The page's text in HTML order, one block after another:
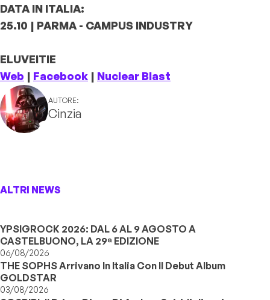
DATA IN ITALIA:
25.10 | PARMA - CAMPUS INDUSTRY
ELUVEITIE
Web | Facebook | Nuclear Blast
AUTORE:
Cinzia
ALTRI NEWS
YPSIGROCK 2026: DAL 6 AL 9 AGOSTO A
CASTELBUONO, LA 29ª EDIZIONE
06/08/2026
THE SOPHS Arrivano In Italia Con Il Debut Album
GOLDSTAR
03/08/2026